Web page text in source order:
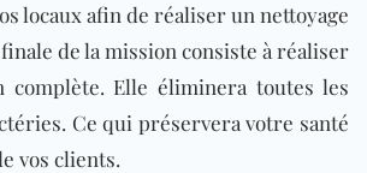
locaux afin de réaliser un nettoyage
de la mission consiste à réaliser
complète. Elle éliminera toutes les
Ce qui préservera votre santé
vos clients.